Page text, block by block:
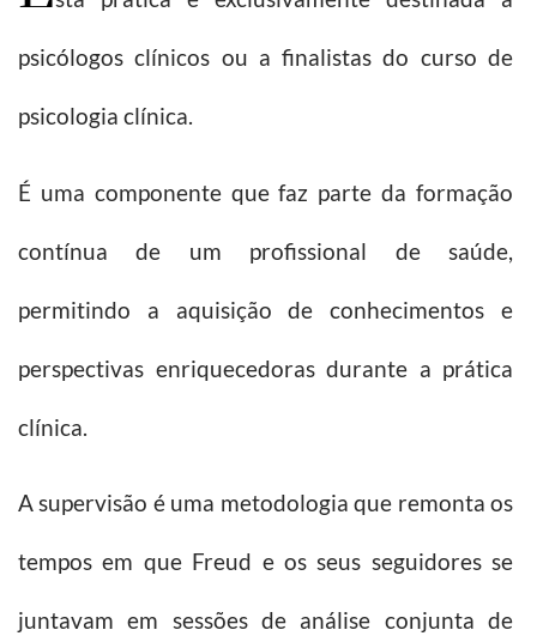
psicólogos clínicos ou a finalistas do curso de
psicologia clínica.
É uma componente que faz parte da formação
contínua de um profissional de saúde,
permitindo a aquisição de conhecimentos e
perspectivas enriquecedoras durante a prática
clínica.
A supervisão é uma metodologia que remonta os
tempos em que Freud e os seus seguidores se
juntavam em sessões de análise conjunta de